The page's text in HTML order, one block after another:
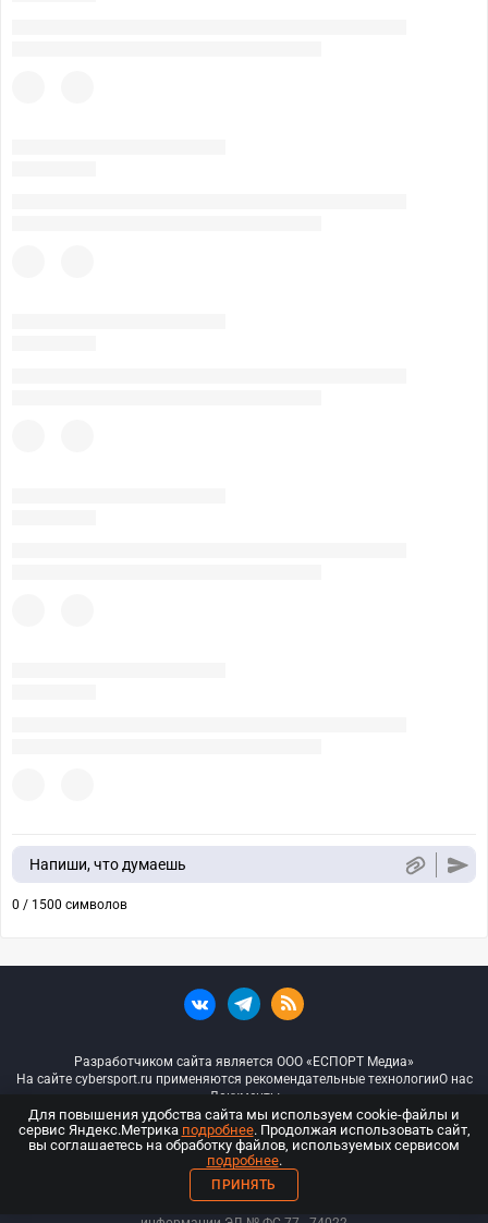
Напиши, что думаешь
0 / 1500 символов
Разработчиком сайта является ООО «ЕСПОРТ Медиа»
На сайте cybersport.ru применяются рекомендательные технологииО нас
Документы
© ООО «Киберспорт.ру» — Все права защищены
18+
ООО «Киберспорт.ру». Свидетельство о регистрации средств массовой
Для повышения удобства сайта мы используем cookie-файлы и
сервис Яндекс.Метрика подробнее. Продолжая использовать сайт,
вы соглашаетесь на обработку файлов, используемых сервисом
подробнее.
ПРИНЯТЬ